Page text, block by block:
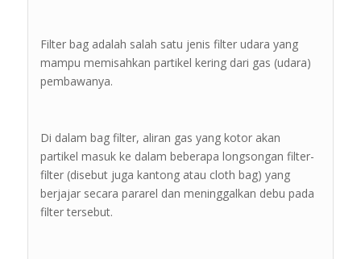
Filter bag adalah salah satu jenis filter udara yang
mampu memisahkan partikel kering dari gas (udara)
pembawanya.
Di dalam bag filter, aliran gas yang kotor akan
partikel masuk ke dalam beberapa longsongan filter-
filter (disebut juga kantong atau cloth bag) yang
berjajar secara pararel dan meninggalkan debu pada
filter tersebut.